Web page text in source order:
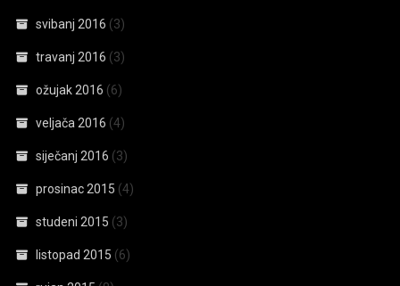
svibanj 2016 (3)
travanj 2016 (3)
ožujak 2016 (6)
veljača 2016 (4)
siječanj 2016 (3)
prosinac 2015 (4)
studeni 2015 (3)
listopad 2015 (6)